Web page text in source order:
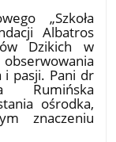
„Szkoła
Albatros
Dzikich w
i pasji. Pani dr
Rumińska
ośrodka,
znaczeniu